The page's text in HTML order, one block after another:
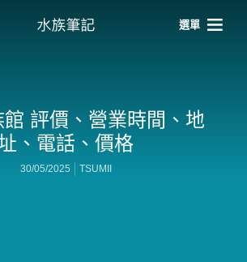
選單
評價、營業時間、地
、電話、價格
30/05/2025 TSUMII